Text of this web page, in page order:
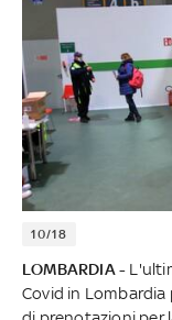
10/18
LOMBARDIA -
Covid in